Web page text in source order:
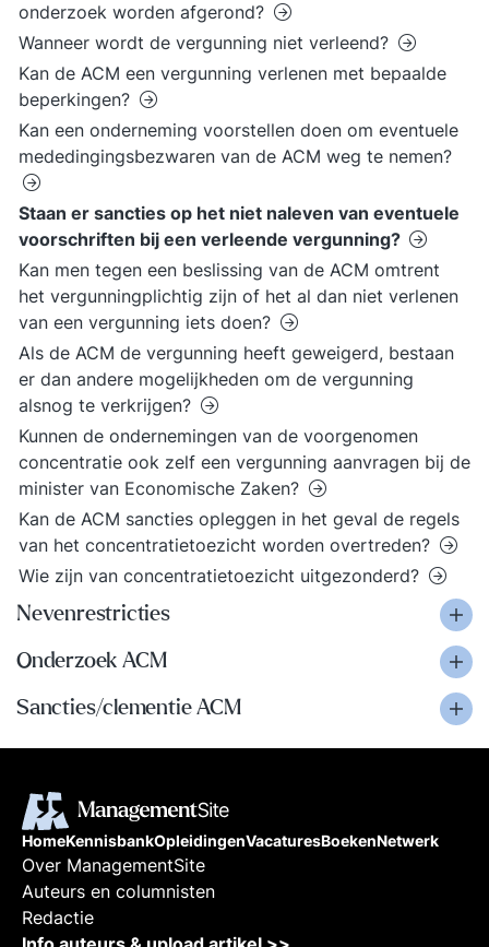
onderzoek worden afgerond?
Wanneer wordt de vergunning niet verleend?
Kan de ACM een vergunning verlenen met bepaalde
beperkingen?
Kan een onderneming voorstellen doen om eventuele
mededingingsbezwaren van de ACM weg te nemen?
Staan er sancties op het niet naleven van eventuele
voorschriften bij een verleende vergunning?
Kan men tegen een beslissing van de ACM omtrent
het vergunningplichtig zijn of het al dan niet verlenen
van een vergunning iets doen?
Als de ACM de vergunning heeft geweigerd, bestaan
er dan andere mogelijkheden om de vergunning
alsnog te verkrijgen?
Kunnen de ondernemingen van de voorgenomen
concentratie ook zelf een vergunning aanvragen bij de
minister van Economische Zaken?
Kan de ACM sancties opleggen in het geval de regels
van het concentratietoezicht worden overtreden?
Wie zijn van concentratietoezicht uitgezonderd?
Nevenrestricties
Onderzoek ACM
Sancties/clementie ACM
HomeKennisbankOpleidingenVacaturesBoekenNetwerk
Over ManagementSite
Auteurs en columnisten
Redactie